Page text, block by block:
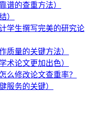
谱的查重方法）
）
学生撰写完美的研究论
质量的关键方法）
术论文更加出色）
么修改论文查重率？
服务的关键）